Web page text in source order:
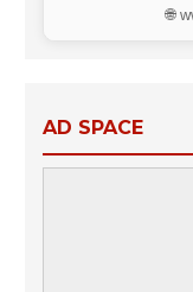
🌐
AD SPACE